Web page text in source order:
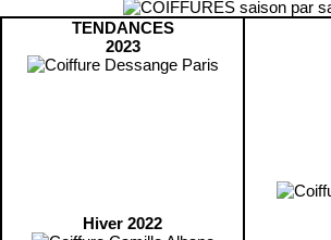
TENDANCES
2023
Hiver 2022